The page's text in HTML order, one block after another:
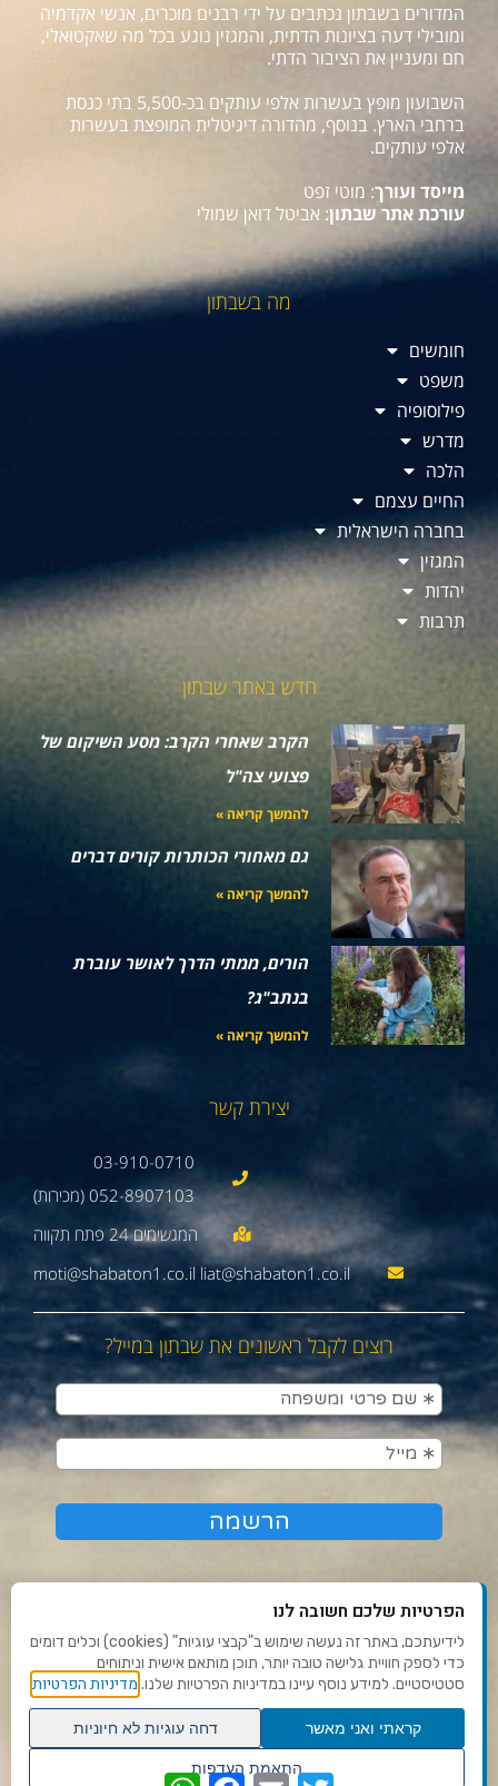
המדורים בשבתון נכתבים על ידי רבנים מוכרים, אנשי אקדמיה
ומובילי דעה בציונות הדתית, והמגזין נוגע בכל מה שאקטואלי,
חם ומעניין את הציבור הדתי.
השבועון מופץ בעשרות אלפי עותקים בכ-5,500 בתי כנסת
ברחבי הארץ. בנוסף, מהדורה דיגיטלית המופצת בעשרות
אלפי עותקים.
מייסד ועורך: מוטי זפט
עורכת אתר שבתון: אביטל דואן שמולי
מה בשבתון
חומשים
משפט
פילוסופיה
מדרש
הלכה
החיים עצמם
בחברה הישראלית
המגזין
יהדות
תרבות
חדש באתר שבתון
הקרב שאחרי הקרב: מסע השיקום של
פצועי צה"ל
להמשך קריאה »
גם מאחורי הכותרות קורים דברים
להמשך קריאה »
הורים, ממתי הדרך לאושר עוברת
בנתב"ג?
להמשך קריאה »
יצירת קשר
03-910-0710
052-8907103 (מכירות)
moti@shabaton1.co.il liat@shabaton1.co.il
רוצים לקבל ראשונים את שבתון במייל?
תנאי שימוש ומדיניות פרטיות
פנו אלינו
הצהרת נגישות
הפרטיות שלכם חשובה לנו
לידיעתכם, באתר זה נעשה שימוש ב"קבצי עוגיות" (cookies) וכלים דומים
כדי לספק חוויית גלישה טובה יותר, תוכן מותאם אישית וניתוחים
סטטיסטיים. למידע נוסף עיינו במדיניות הפרטיות שלנו. מדיניות הפרטיות
קראתי ואני מאשר
דחה עוגיות לא חיוניות
התאמת העדפות